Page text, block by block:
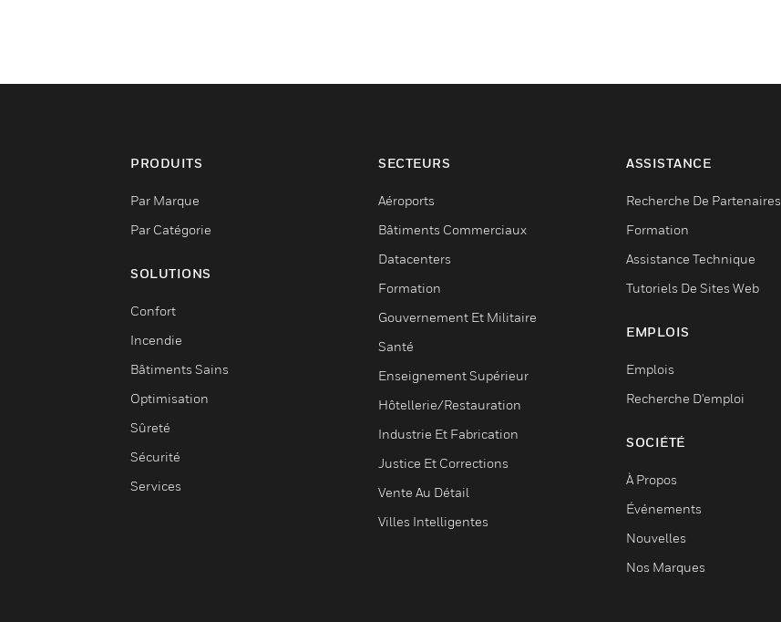
PRODUITS
Par Marque
Par Catégorie
SOLUTIONS
Confort
Incendie
Bâtiments Sains
Optimisation
Sûreté
Sécurité
Services
SECTEURS
Aéroports
Bâtiments Commerciaux
Datacenters
Formation
Gouvernement Et Militaire
Santé
Enseignement Supérieur
Hôtellerie/Restauration
Industrie Et Fabrication
Justice Et Corrections
Vente Au Détail
Villes Intelligentes
ASSISTANCE
Recherche De Partenaires
Formation
Assistance Technique
Tutoriels De Sites Web
EMPLOIS
Emplois
Recherche D'emploi
SOCIÉTÉ
À Propos
Événements
Nouvelles
Nos Marques